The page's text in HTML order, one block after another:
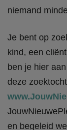
niemand
Je bent op
kind, een
ben je hier
deze
en begeleid